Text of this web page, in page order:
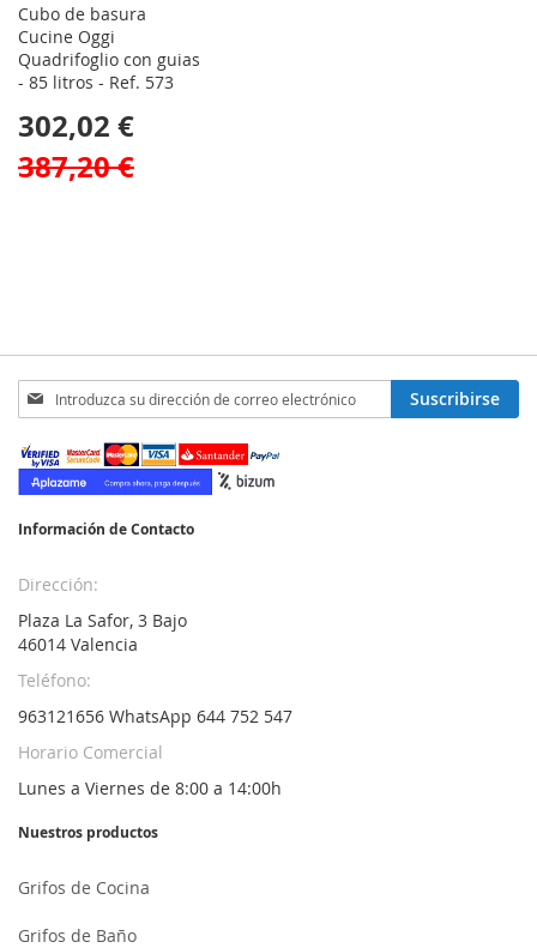
Cubo de basura
Cucine Oggi
Quadrifoglio con guias
- 85 litros - Ref. 573
302,02 €
387,20 €
Inscríbase
a
nuestro
boletín
de
Suscribirse
Información de Contacto
Dirección:
Plaza La Safor, 3 Bajo
46014 Valencia
Teléfono:
963121656 WhatsApp 644 752 547
Horario Comercial
Lunes a Viernes de 8:00 a 14:00h
Nuestros productos
Grifos de Cocina
Grifos de Baño